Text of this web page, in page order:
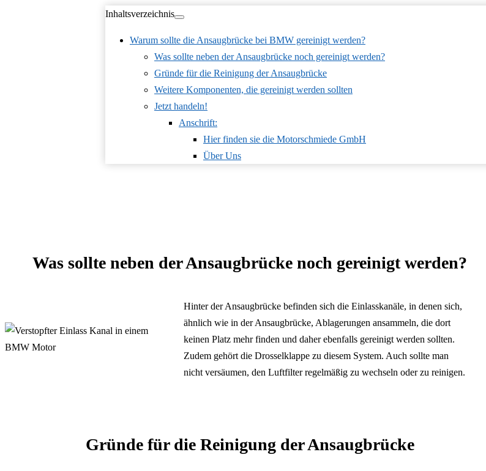
Inhaltsverzeichnis
Warum sollte die Ansaugbrücke bei BMW gereinigt werden?
Was sollte neben der Ansaugbrücke noch gereinigt werden?
Gründe für die Reinigung der Ansaugbrücke
Weitere Komponenten, die gereinigt werden sollten
Jetzt handeln!
Anschrift:
Hier finden sie die Motorschmiede GmbH
Über Uns
Was sollte neben der Ansaugbrücke noch gereinigt werden?
Hinter der Ansaugbrücke befinden sich die Einlasskanäle, in denen sich,
ähnlich wie in der Ansaugbrücke, Ablagerungen ansammeln, die dort
keinen Platz mehr finden und daher ebenfalls gereinigt werden sollten.
Zudem gehört die Drosselklappe zu diesem System. Auch sollte man
nicht versäumen, den Luftfilter regelmäßig zu wechseln oder zu reinigen.
Gründe für die Reinigung der Ansaugbrücke